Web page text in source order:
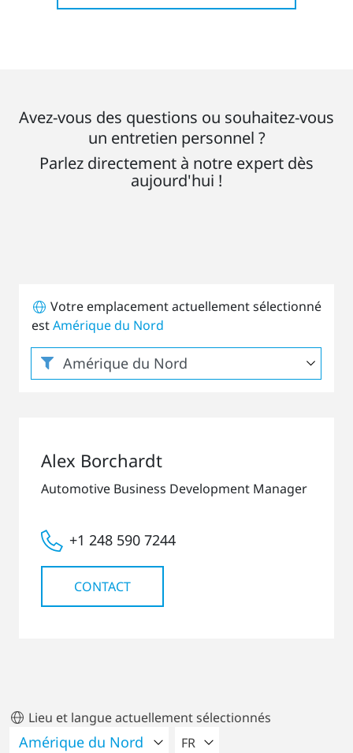
Avez-vous des questions ou souhaitez-vous
un entretien personnel ?
Parlez directement à notre expert dès
aujourd'hui !
Votre emplacement actuellement sélectionné
estAmérique du Nord
Alex Borchardt
Automotive Business Development Manager
+1 248 590 7244
CONTACT
Lieu et langue actuellement sélectionnés
VEUILLEZ SÉLECTIONNER
FR